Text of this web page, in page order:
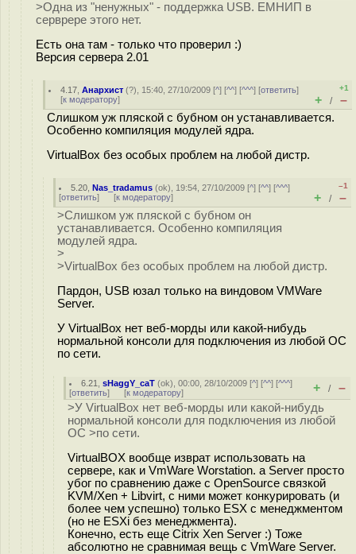
>Одна из "ненужных" - поддержка USB. ЕМНИП в
серврере этого нет.
Есть она там - только что проверил :)
Версия сервера 2.01
4.17 ,Анархист (?), 15:40, 27/10/2009 [^] [^^] [^^^] [ответить]
[к модератору]
+1
+ / –
Слишком уж пляской с бубном он устанавливается.
Особенно компиляция модулей ядра.
VirtualBox без особых проблем на любой дистр.
5.20 ,Nas_tradamus (ok), 19:54, 27/10/2009 [^] [^^] [^^^]
[ответить] [к модератору]
–1
+ / –
>Слишком уж пляской с бубном он
устанавливается. Особенно компиляция
модулей ядра.
>
>VirtualBox без особых проблем на любой дистр.
Пардон, USB юзал только на виндовом VMWare
Server.
У VirtualBox нет веб-морды или какой-нибудь
нормальной консоли для подключения из любой ОС
по сети.
6.21 ,sHaggY_caT (ok), 00:00, 28/10/2009 [^] [^^] [^^^]
[ответить] [к модератору] + / –
>У VirtualBox нет веб-морды или какой-нибудь
нормальной консоли для подключения из любой
ОС >по сети.
VirtualBOX вообще изврат использовать на
сервере, как и VmWare Worstation. а Server просто
убог по сравнению даже с OpenSource связкой
KVM/Xen + Libvirt, с ними может конкурировать (и
более чем успешно) только ESX с менеджментом
(но не ESXi без менеджмента).
Конечно, есть еще Citrix Xen Server :) Тоже
абсолютно не сравнимая вещь с VmWare Server.